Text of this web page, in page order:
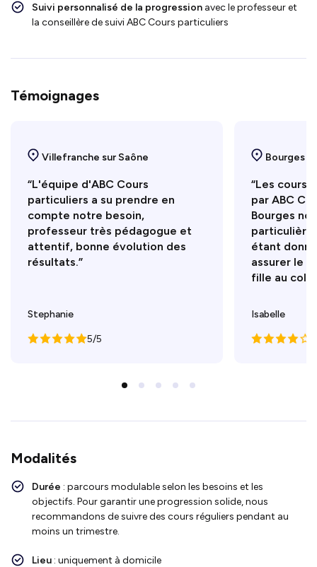
Suivi personnalisé de la progression avec le professeur et
la conseillère de suivi ABC Cours particuliers
Témoignages
Villefranche sur Saône
“L'équipe d'ABC Cours
particuliers a su prendre en
compte notre besoin,
professeur très pédagogue et
attentif, bonne évolution des
résultats.”
Stephanie
5/5
Bourges
“Les cours
par ABC
Bourges
étant
assurer le
fille au
Isabelle
Modalités
Durée : parcours modulable selon les besoins et les
objectifs. Pour garantir une progression solide, nous
recommandons de suivre des cours réguliers pendant au
moins un trimestre.
Lieu : uniquement à domicile